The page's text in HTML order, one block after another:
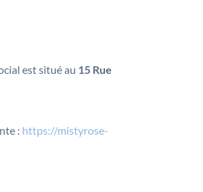
est situé au 15 Rue
: https://mistyrose-